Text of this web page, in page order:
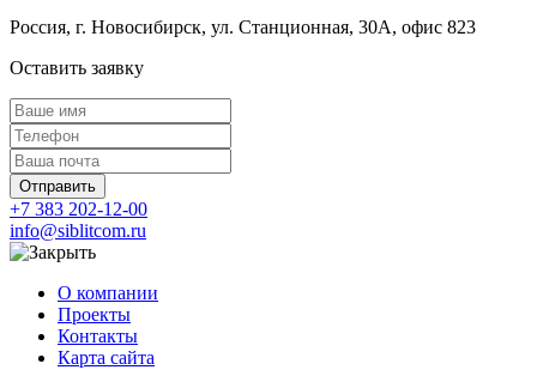
Россия, г. Новосибирск, ул. Станционная, 30А, офис 823
Оставить заявку
Отправить
+7 383 202-12-00
info@siblitcom.ru
О компании
Проекты
Контакты
Карта сайта